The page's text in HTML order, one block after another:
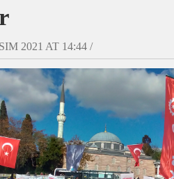
2021 AT 14:44 /